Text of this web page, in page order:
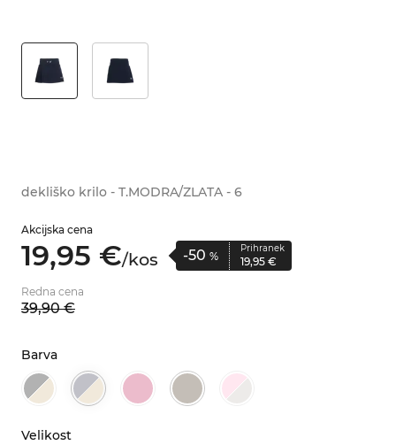
dekliško krilo - T.MODRA/ZLATA - 6
Akcijska cena
19,95 €/kos -50 %
Prihranek
19,95 €
Redna cena
39,90 €
Barva
Velikost